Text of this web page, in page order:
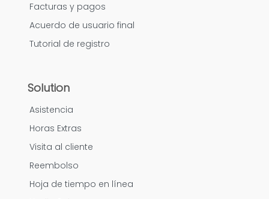
Facturas y pagos
Acuerdo de usuario final
Tutorial de registro
Solution
Asistencia
Horas Extras
Visita al cliente
Reembolso
Hoja de tiempo en línea